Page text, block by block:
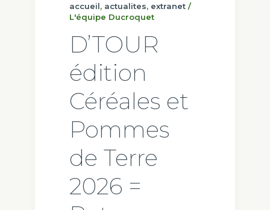
accueil, actualites, extranet /
L'équipe Ducroquet
D’TOUR
édition
Céréales et
Pommes
de Terre
2026 =